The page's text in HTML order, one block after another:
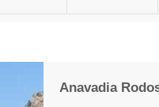
Anavadia